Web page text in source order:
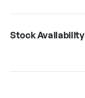
Stock Availability